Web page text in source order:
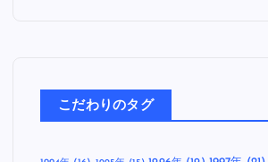
こだわりのタグ